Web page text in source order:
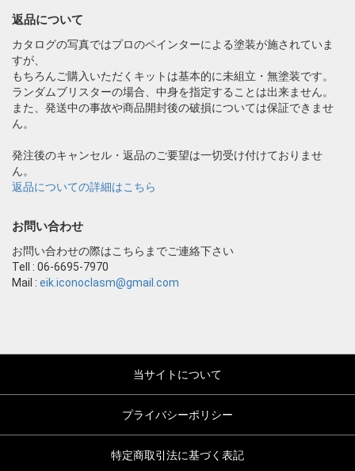
返品について
カタログの写真ではプロのペインターによる塗装が施されていま
すが、
もちろんご購入いただくキットは基本的に未組立・無塗装です。
ランダムブリスターの場合、中身を指定することは出来ません。
また、発送中の事故や商品開封後の破損については保証できませ
ん。
発注後のキャンセル・返品のご要望は一切受け付けておりませ
ん。
返品についての詳細はこちら
お問い合わせ
お問い合わせの際はこちらまでご連絡下さい
Tell : 06-6695-7970
Mail : eik.iconoclasm@gmail.com
当サイトについて
プライバシーポリシー
特定商取引法に基づく表記